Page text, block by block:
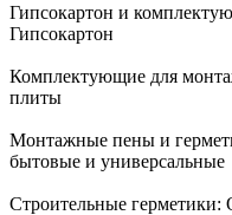
Гипсокартон и
Гипсокартон
Комплектующие для
плиты
Монтажные пены и
бытовые и универсальные
Строительные герметики: